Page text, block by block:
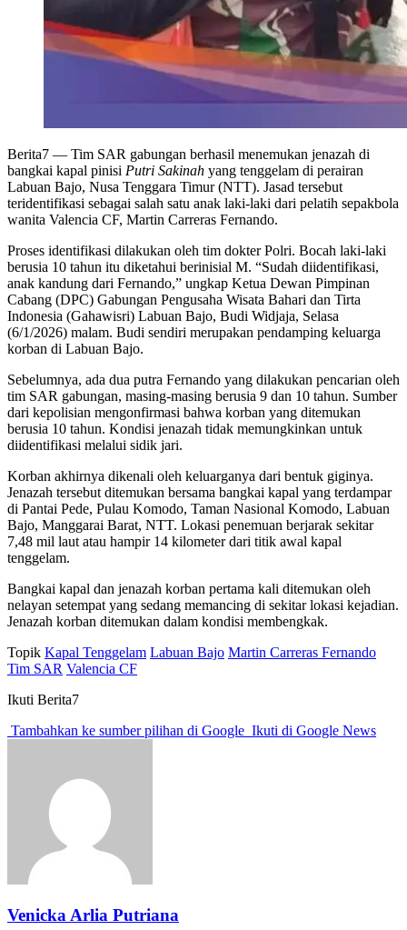
Berita7 — Tim SAR gabungan berhasil menemukan jenazah di
bangkai kapal pinisi Putri Sakinah yang tenggelam di perairan
Labuan Bajo, Nusa Tenggara Timur (NTT). Jasad tersebut
teridentifikasi sebagai salah satu anak laki-laki dari pelatih sepakbola
wanita Valencia CF, Martin Carreras Fernando.
Proses identifikasi dilakukan oleh tim dokter Polri. Bocah laki-laki
berusia 10 tahun itu diketahui berinisial M. “Sudah diidentifikasi,
anak kandung dari Fernando,” ungkap Ketua Dewan Pimpinan
Cabang (DPC) Gabungan Pengusaha Wisata Bahari dan Tirta
Indonesia (Gahawisri) Labuan Bajo, Budi Widjaja, Selasa
(6/1/2026) malam. Budi sendiri merupakan pendamping keluarga
korban di Labuan Bajo.
Sebelumnya, ada dua putra Fernando yang dilakukan pencarian oleh
tim SAR gabungan, masing-masing berusia 9 dan 10 tahun. Sumber
dari kepolisian mengonfirmasi bahwa korban yang ditemukan
berusia 10 tahun. Kondisi jenazah tidak memungkinkan untuk
diidentifikasi melalui sidik jari.
Korban akhirnya dikenali oleh keluarganya dari bentuk giginya.
Jenazah tersebut ditemukan bersama bangkai kapal yang terdampar
di Pantai Pede, Pulau Komodo, Taman Nasional Komodo, Labuan
Bajo, Manggarai Barat, NTT. Lokasi penemuan berjarak sekitar
7,48 mil laut atau hampir 14 kilometer dari titik awal kapal
tenggelam.
Bangkai kapal dan jenazah korban pertama kali ditemukan oleh
nelayan setempat yang sedang memancing di sekitar lokasi kejadian.
Jenazah korban ditemukan dalam kondisi membengkak.
Topik Kapal Tenggelam Labuan Bajo Martin Carreras Fernando
Tim SAR Valencia CF
Ikuti Berita7
Tambahkan ke sumber pilihan di Google Ikuti di Google News
Venicka Arlia Putriana